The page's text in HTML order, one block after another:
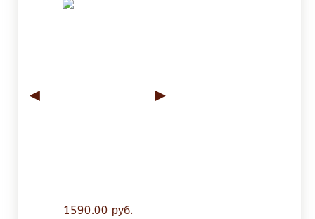
◄ ►
1590.00 руб.